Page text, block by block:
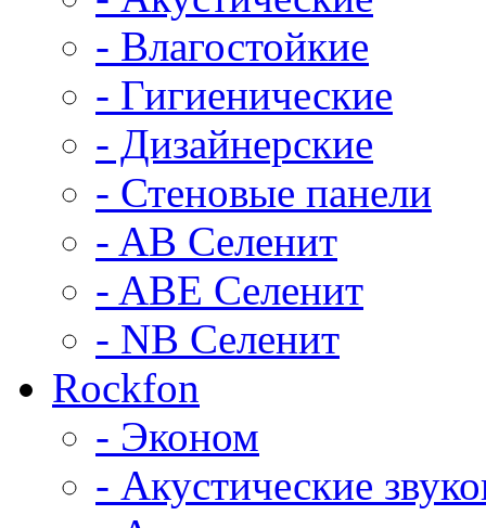
- Влагостойкие
- Гигиенические
- Дизайнерские
- Стеновые панели
- AB Селенит
- ABE Селенит
- NB Селенит
Rockfon
- Эконом
- Акустические